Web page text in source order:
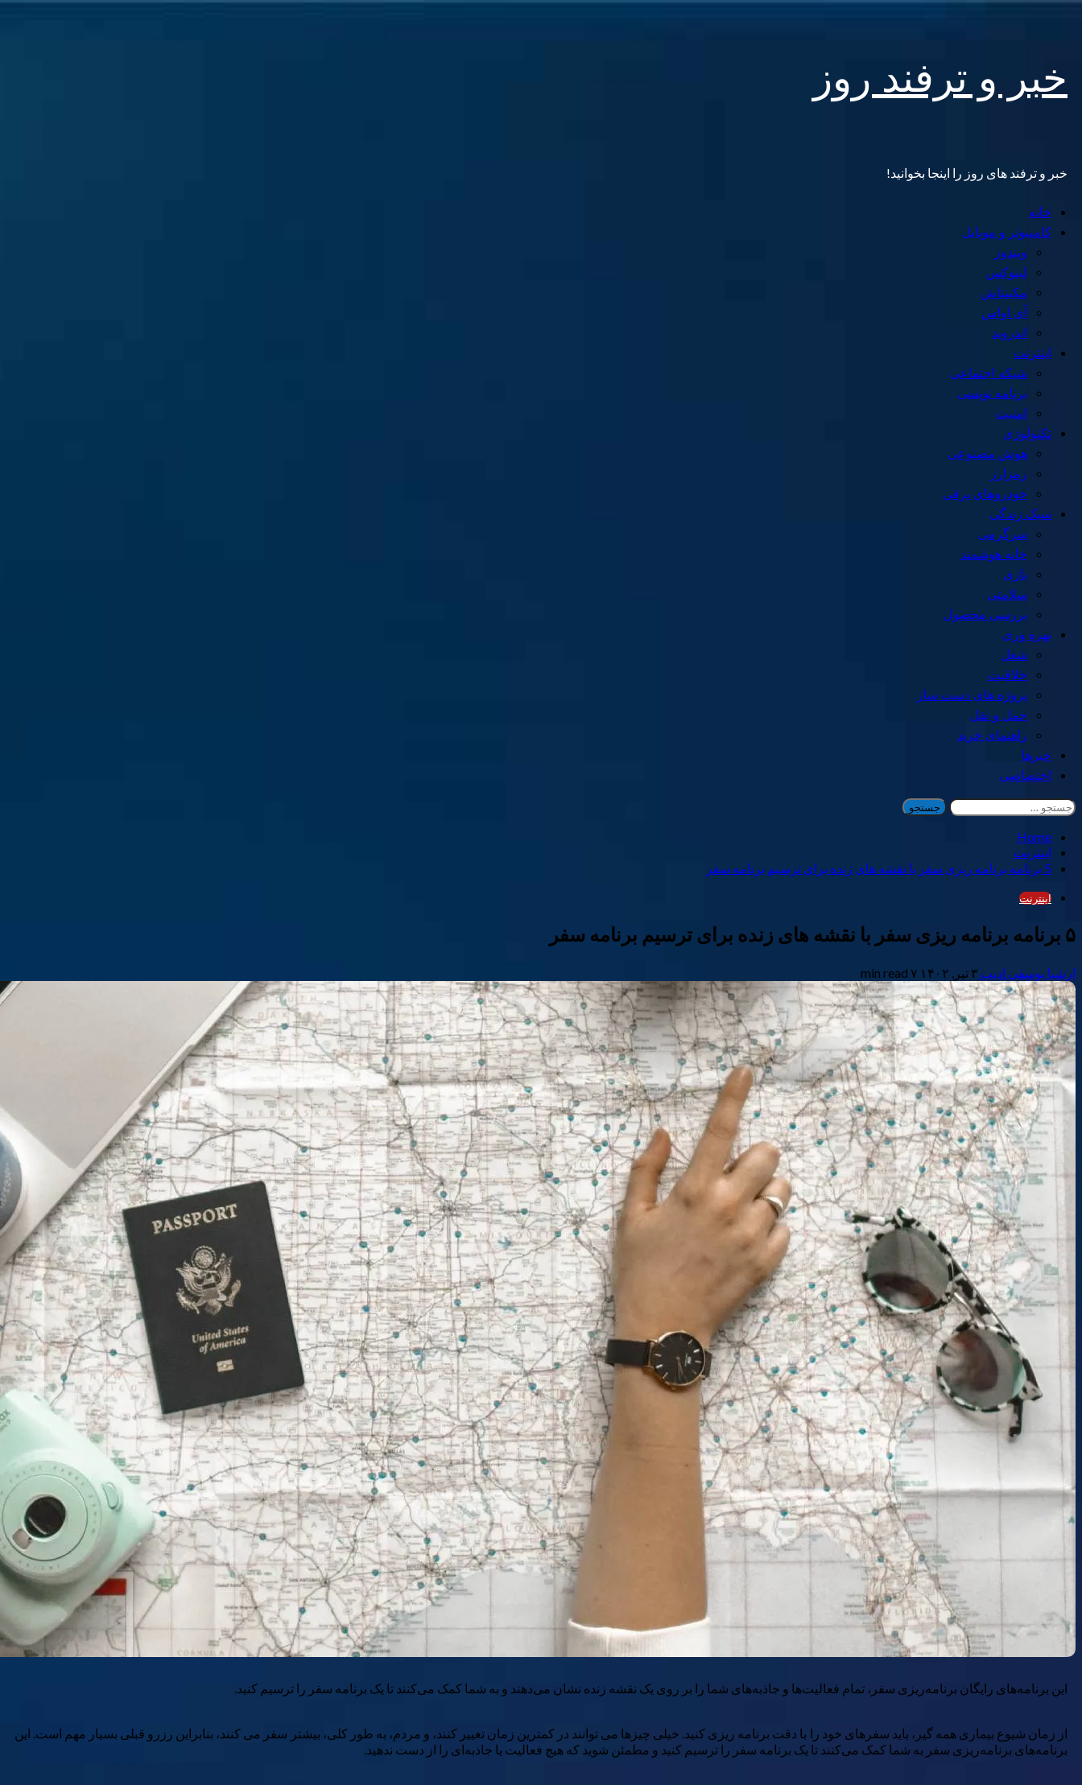
content
خبر و ترفند روز
خبر و ترفند های روز را اینجا بخوانید!
Primary
Menu
خانه
کامپیوتر و موبایل
ویندوز
لینوکس
مکینتاش
آی اواس
اندروید
اینترنت
شبکه اجتماعی
برنامه نویسی
امنیت
تکنولوژی
هوش مصنوعی
رمزارز
خودروهای برقی
سبک زندگی
سرگرمی
خانه هوشمند
بازی
سلامتی
بررسی محصول
بهره وری
شغل
خلاقیت
پروژه های دست ساز
حمل و نقل
راهنمای خرید
خبرها
اختصاصی
جستجو
برای:
Home
اینترنت
5 برنامه برنامه ریزی سفر با نقشه های زنده برای ترسیم برنامه سفر
اینترنت
۵ برنامه برنامه ریزی سفر با نقشه های زنده برای ترسیم برنامه سفر
ارشیا یوسفی ادیب ۳ تیر, ۱۴۰۲ ۷ min read
این برنامه‌های رایگان برنامه‌ریزی سفر، تمام فعالیت‌ها و جاذبه‌های شما را بر روی یک نقشه زنده نشان می‌دهند و به شما کمک می‌کنند تا یک برنامه سفر را ترسیم کنید.
از زمان شیوع بیماری همه گیر، باید سفرهای خود را با دقت برنامه ریزی کنید. خیلی چیزها می توانند در کمترین زمان تغییر کنند، و مردم، به طور کلی، بیشتر سفر می کنند، بنابراین رزرو قبلی بسیار مهم است. این
برنامه‌های برنامه‌ریزی سفر به شما کمک می‌کنند تا یک برنامه سفر را ترسیم کنید و مطمئن شوید که هیچ فعالیت یا جاذبه‌ای را از دست ندهید.